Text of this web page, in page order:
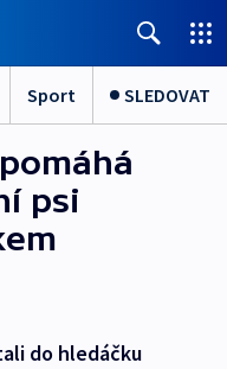
Sport SLEDOVAT
psi
do hledáčku